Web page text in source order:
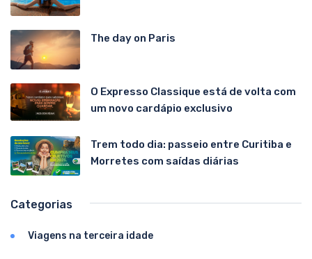
The day on Paris
O Expresso Classique está de volta com
um novo cardápio exclusivo
Trem todo dia: passeio entre Curitiba e
Morretes com saídas diárias
Categorias
Viagens na terceira idade